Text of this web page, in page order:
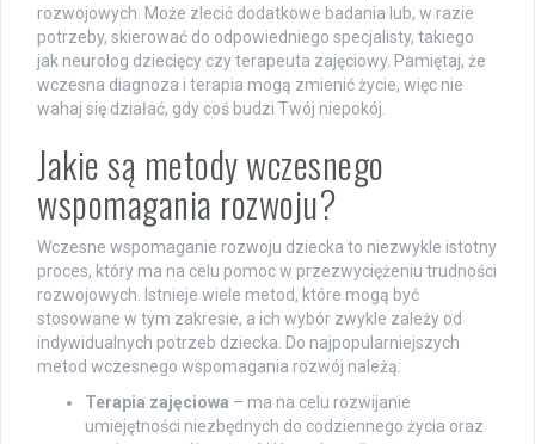
rozwojowych. Może zlecić dodatkowe badania lub, w razie
potrzeby, skierować do odpowiedniego specjalisty, takiego
jak neurolog dziecięcy czy terapeuta zajęciowy. Pamiętaj, że
wczesna diagnoza i terapia mogą zmienić życie, więc nie
wahaj się działać, gdy coś budzi Twój niepokój.
Jakie są metody wczesnego
wspomagania rozwoju?
Wczesne wspomaganie rozwoju dziecka to niezwykle istotny
proces, który ma na celu pomoc w przezwyciężeniu trudności
rozwojowych. Istnieje wiele metod, które mogą być
stosowane w tym zakresie, a ich wybór zwykle zależy od
indywidualnych potrzeb dziecka. Do najpopularniejszych
metod wczesnego wspomagania rozwój należą:
Terapia zajęciowa – ma na celu rozwijanie
umiejętności niezbędnych do codziennego życia oraz